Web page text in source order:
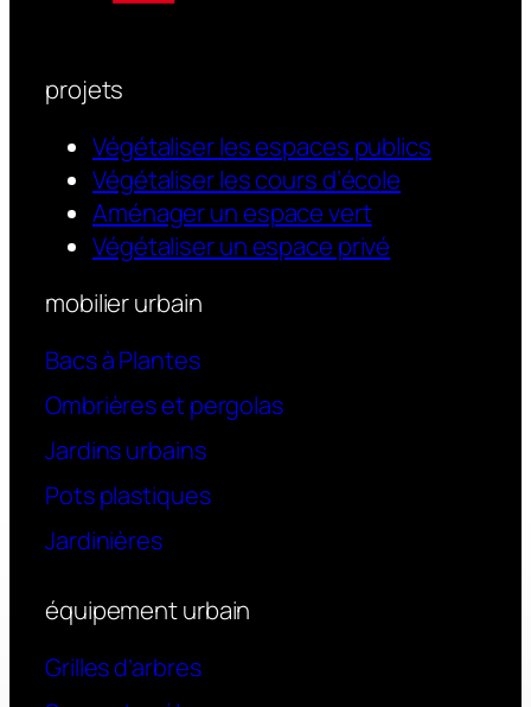
projets
Végétaliser les espaces publics
Végétaliser les cours d’école
Aménager un espace vert
Végétaliser un espace privé
mobilier urbain
Bacs à Plantes
Ombrières et pergolas
Jardins urbains
Pots plastiques
Jardinières
équipement urbain
Grilles d’arbres